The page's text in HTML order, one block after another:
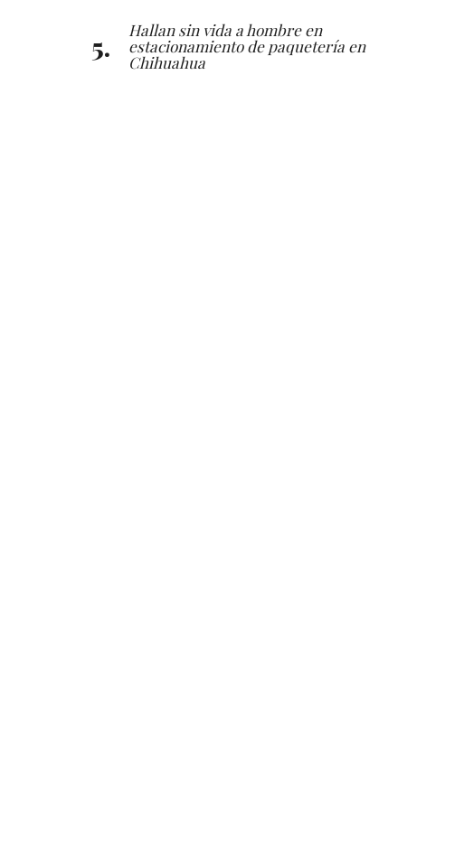
Hallan sin vida a hombre en
estacionamiento de paquetería en
Chihuahua